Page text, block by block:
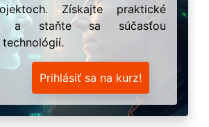
Získajte praktické
a staňte sa súčasťou
Prihlásiť sa na kurz!